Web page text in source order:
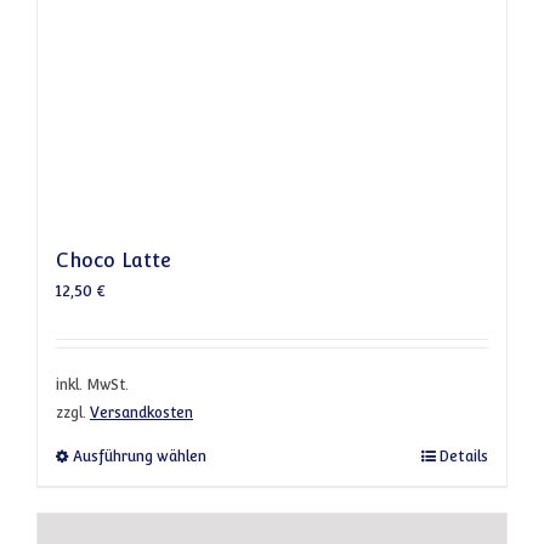
Choco Latte
12,50 €
inkl. MwSt.
zzgl. Versandkosten
Ausführung wählen Dieses Produkt weist mehrere Varianten
Details